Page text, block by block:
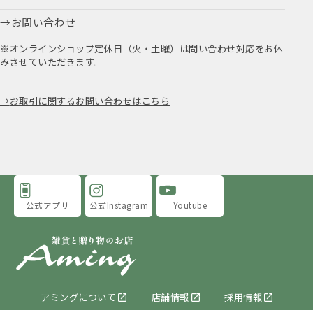
お問い合わせ
※オンラインショップ定休日（火・土曜）は問い合わせ対応をお休
みさせていただきます。
お取引に関するお問い合わせはこちら
アミングについて 店舗情報 採用情報
公式アプリ 公式Instagram Youtube